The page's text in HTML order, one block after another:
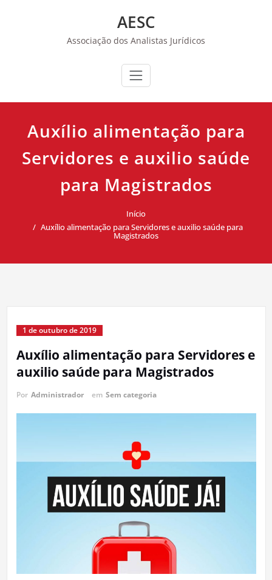
AESC
Associação dos Analistas Jurídicos
Auxílio alimentação para
Servidores e auxilio saúde
para Magistrados
Início
Auxílio alimentação para Servidores e auxilio saúde para
Magistrados
1 de outubro de 2019
Auxílio alimentação para Servidores e
auxilio saúde para Magistrados
Por Administrador em Sem categoria